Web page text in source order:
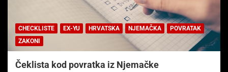
CHECKLISTE EX-YU HRVATSKA NJEMAČKA
POVRATAK
ZAKONI
Čeklista kod povratka iz Njemačke